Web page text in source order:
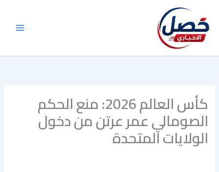
المحتوى
كأس العالم 2026: منع الحكم
الصومالي عمر عرتن من دخول
الولايات المتحدة